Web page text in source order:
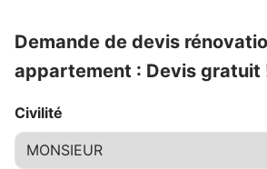
Demande de devis
appartement : Devis gratuit
Civilité